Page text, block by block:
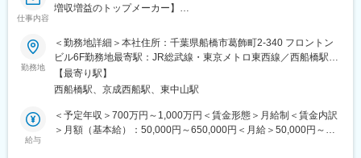
保存試験（一般／加速）による賞味期限評価
乳酸菌の加工・混合技術の検討（長期保存化のため）
・応用研究（商品化につながる技術開発）
基礎研究で得た乳酸菌A/B/Cの応用可能性評価
実機レベルでの試作検討（レトルト・食品原料などのアプリケー
ション）
仕事内容
増収増益のトップメーカー】
■採用背景：
今回ご入社いただく方には、加熱殺菌（日持ち延長）を中心とし
た新規技術の検討と、乳酸菌を活用した基礎～応用研究の内製化
に向けた研究開発業務と2～4名のマネジメント業務をお任せしま
す。
大学と共同で行ってきた基礎研究を、今後は社内で独立して推進
していく計画があり、その立ち上げに関わる重要ポジションで
勤務地
＜勤務地詳細＞本社住所：千葉県船橋市葛飾町2-340 フロントン
ビル6F勤務地最寄駅：JR総武線・東京メトロ東西線／西船橋駅受
動喫煙対策：屋内全面禁煙変更の範囲：会社の定める事業所
【最寄り駅】
西船橋駅、京成西船駅、東中山駅
給与
＜予定年収＞700万円～1,000万円＜賃金形態＞月給制＜賃金内訳
＞月額（基本給）：50,000円～650,000円＜月給＞50,000円～